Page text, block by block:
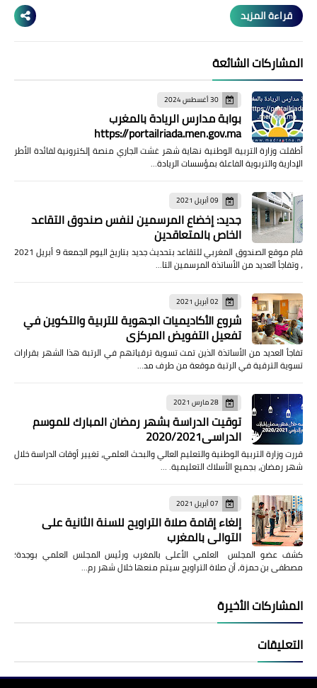
قراءة المزيد
المشاركات الشائعة
30 أغسطس 2024
بوابة مدارس الريادة بالمغرب
https://portailriada.men.gov.ma
أطقلت وزارة التربية الوطنية نهاية شهر غشت الجاري منصة إلكترونية لفائدة الأطر
الإدارية والتربوية الفاعلة بمؤسسات الريادة…
09 أبريل 2021
جديد: إخضاع المرسمين لنفس صندوق التقاعد
الخاص بالمتعاقدين
قام موقع الصندوق المغربي للتقاعد بتحديث جديد بتاريخ اليوم الجمعة 9 أبريل 2021
، وتفاجأ العديد من الأساتذة المرسمين التا…
02 أبريل 2021
شروع الأكاديميات الجهوية للتربية والتكوين في
تفعيل التفويض المركزي
تفاجأ العديد من الأساتذة الذين تمت تسوية ترقياتهم في الرتبة هذا الشهر بقرارات
تسوية الترقية في الرتبة موقعة من طرف مد…
28 مارس 2021
توقيت الدراسة بشهر رمضان المبارك للموسم
الدراسي2020/2021
قررت وزارة التربية الوطنية والتعليم العالي والبحث العلمي، تغيير أوقات الدراسة خلال
شهر رمضان، بجميع الأسلاك التعليمية. …
07 أبريل 2021
إلغاء إقامة صلاة التراويح للسنة الثانية على
التوالي بالمغرب
كشف عضو المجلس العلمي الأعلى بالمغرب ورئيس المجلس العلمي بوجدة؛
مصطفى بن حمزة، أن صلاة التراويح سيتم منعها خلال شهر رم…
المشاركات الأخيرة
التعليقات